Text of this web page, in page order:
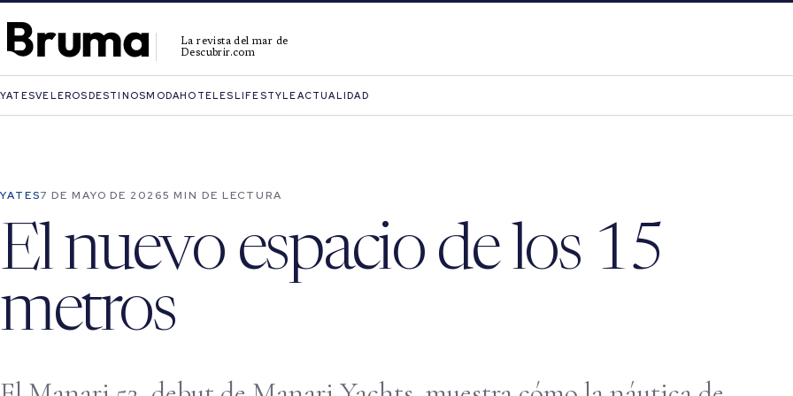
La revista del mar de
Descubrir.com
YATESVELEROSDESTINOSMODAHOTELESLIFESTYLEACTUALIDAD
YATES7 DE MAYO DE 20265 MIN DE LECTURA
El nuevo espacio de los 15
metros